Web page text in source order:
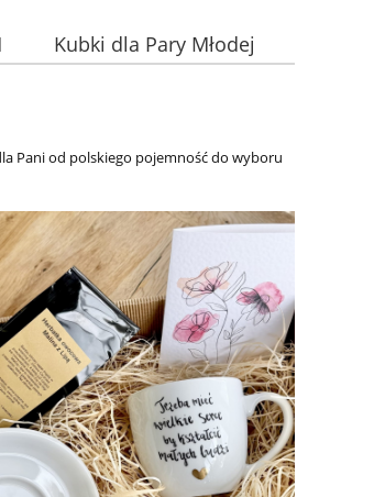
Kubki dla Pary Młodej
Pani od polskiego pojemność do wyboru